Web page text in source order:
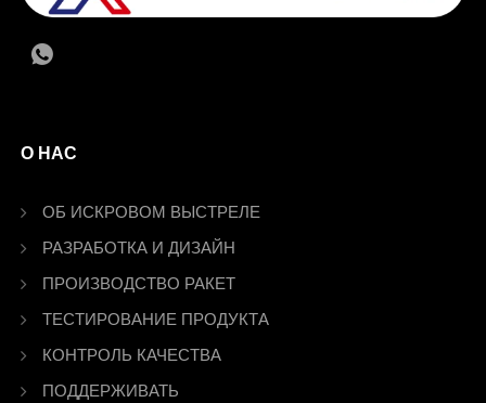
О НАС
ОБ ИСКРОВОМ ВЫСТРЕЛЕ
РАЗРАБОТКА И ДИЗАЙН
ПРОИЗВОДСТВО РАКЕТ
ТЕСТИРОВАНИЕ ПРОДУКТА
КОНТРОЛЬ КАЧЕСТВА
ПОДДЕРЖИВАТЬ